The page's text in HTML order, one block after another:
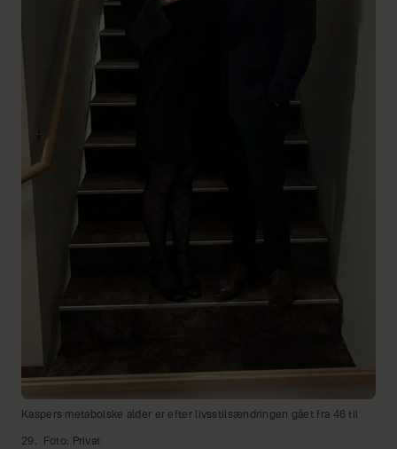
Kaspers metabolske alder er efter livsstilsændringen gået fra 46 til
29. Foto: Privat